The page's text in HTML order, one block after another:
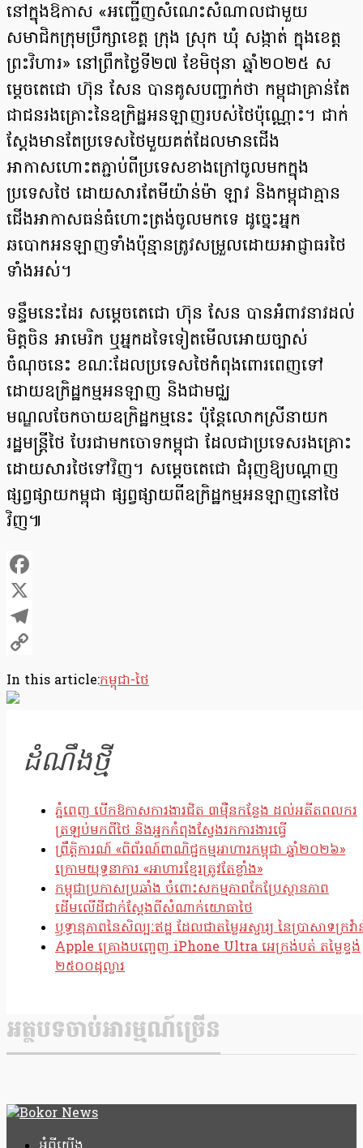
នៅក្នុងឱកាស «អញ្ជើញសំណេះសំណាលជាមួយ
សមាជិកក្រុមប្រឹក្សាខេត្ត ក្រុង ស្រុក ឃុំ សង្កាត់ ក្នុងខេត្ត
ព្រះវិហារ» នៅព្រឹកថ្ងៃទី២៧ ខែមិថុនា ឆ្នាំ២០២៥ ស
ម្តេចតេជោ ហ៊ុន សែន បានគូសបញ្ជាក់ថា កម្ពុជាគ្រាន់តែ
ជាជនរងគ្រោះនៃឧក្រិដ្ឋអនឡាញរបស់ថៃប៉ុណ្ណោះ។ ជាក់
ស្តែងមានតែប្រទេសថៃមួយគត់ដែលមានជើង
អាកាសហោះតភ្ជាប់ពីប្រទេសខាងក្រៅចូលមកក្នុង
ប្រទេសថៃ ដោយសារតែមីយ៉ាន់ម៉ា ឡាវ និងកម្ពុជាគ្មាន
ជើងអាកាសធន់ធំហោះត្រង់ចូលមកទេ ដូច្នេះអ្នក
ឆបោកអនឡាញទាំងប៉ុន្មានត្រូវសម្រួលដោយអាជ្ញាធរថៃ
ទាំងអស់។
ទន្ទឹមនេះដែរ សម្តេចតេជោ ហ៊ុន សែន បានអំពាវនាវដល់
មិត្តចិន អាមេរិក ឬអ្នកដទៃទៀតមើលអោយច្បាស់
ចំណុចនេះ ខណៈដែលប្រទេសថៃកំពុងពោរពេញទៅ
ដោយឧក្រិដ្ឋកម្មអនឡាញ និងជាមជ្ឈ
មណ្ឌលចែកចាយឧក្រិដ្ឋកម្មនេះ ប៉ុន្ដែលោកស្រីនាយក
រដ្ឋមន្រ្ដីថៃ បែរជាមកចោទកម្ពុជា ដែលជាប្រទេសរងគ្រោះ
ដោយសារថៃទៅវិញ។ សម្ដេចតេជោ ជំរុញឱ្យបណ្ដាញ
ផ្សព្វផ្សាយកម្ពុជា ផ្សព្វផ្សាយពីឧក្រិដ្ឋកម្មអនឡាញនៅថៃ
វិញ៕
Facebook
X
Telegram
Link
In this article:កម្ពុជា-ថៃ
ដំណឹងថ្មី
ភ្នំពេញ បើកឱកាសការងារជិត ៣ម៉ឺនកន្លែង ដល់អតីតពលករ
ត្រឡប់មកពីថៃ និងអ្នកកំពុងស្វែងរកការងារធ្វើ
ព្រឹត្តិការណ៍ «ពិព័រណ៍ពាណិជ្ជកម្មអាហារកម្ពុជា ឆ្នាំ២០២៦»
ក្រោមយុទ្ធនាការ «អាហារខ្មែរត្រូវតែខ្លាំង»
កម្ពុជាប្រកាសប្រឆាំង ចំពោះសកម្មភាពកែប្រែស្ថានភាព
ដើមលើដីជាក់ស្តែងពីសំណាក់យោធាថៃ
ឫទ្ធានុភាពនៃសិល្បៈឥដ្ឋ ដែលជាតម្លៃអស្ចារ្យ នៃប្រាសាទក្រវ៉
Apple គ្រោងបញ្ចេញ iPhone Ultra អេក្រង់បត់ តម្លៃខ្ទង់
២៥០០ដុល្លារ
អត្ថបទចាប់អារម្មណ៍ច្រើន